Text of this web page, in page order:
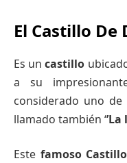
El Castillo De
Es uncastillo
a su
considerado uno
llamado también ‘
Este famoso Castillo